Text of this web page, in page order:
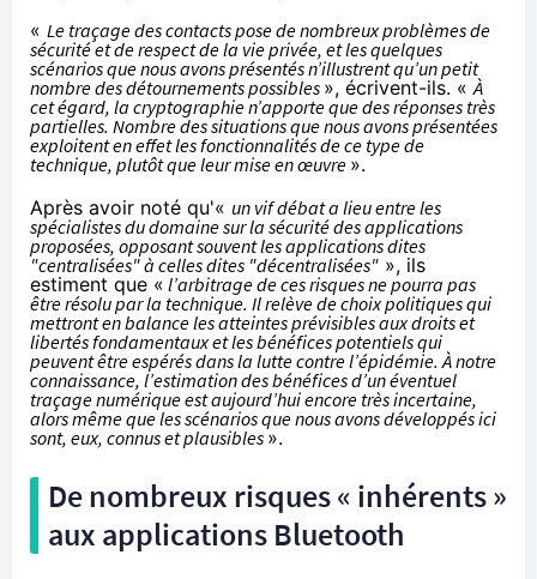
« Le traçage des contacts pose de nombreux problèmes de
sécurité et de respect de la vie privée, et les quelques
scénarios que nous avons présentés n’illustrent qu’un petit
nombre des détournements possibles », écrivent-ils. « À
cet égard, la cryptographie n’apporte que des réponses très
partielles. Nombre des situations que nous avons présentées
exploitent en effet les fonctionnalités de ce type de
technique, plutôt que leur mise en œuvre ».
Après avoir noté qu'« un vif débat a lieu entre les
spécialistes du domaine sur la sécurité des applications
proposées, opposant souvent les applications dites
"centralisées" à celles dites "décentralisées" », ils
estiment que « l’arbitrage de ces risques ne pourra pas
être résolu par la technique. Il relève de choix politiques qui
mettront en balance les atteintes prévisibles aux droits et
libertés fondamentaux et les bénéfices potentiels qui
peuvent être espérés dans la lutte contre l’épidémie. À notre
connaissance, l’estimation des bénéfices d’un éventuel
traçage numérique est aujourd’hui encore très incertaine,
alors même que les scénarios que nous avons développés ici
sont, eux, connus et plausibles».
De nombreux risques « inhérents »
aux applications Bluetooth